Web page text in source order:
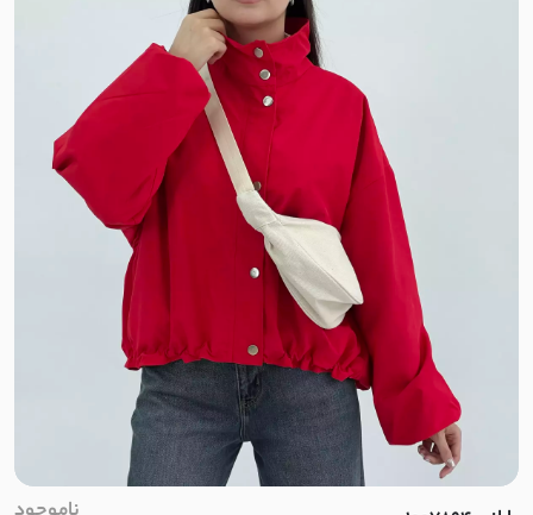
مراکشی پاییزه
موهر
مخمل کبریتی
مخمل حوله ای
بارانی ضدآب
فوتر موهر